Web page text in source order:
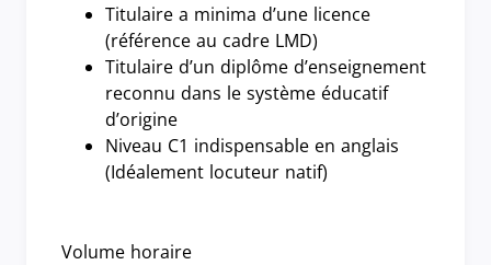
Titulaire a minima d’une licence
(référence au cadre LMD)
Titulaire d’un diplôme d’enseignement
reconnu dans le système éducatif
d’origine
Niveau C1 indispensable en anglais
(Idéalement locuteur natif)
Volume horaire